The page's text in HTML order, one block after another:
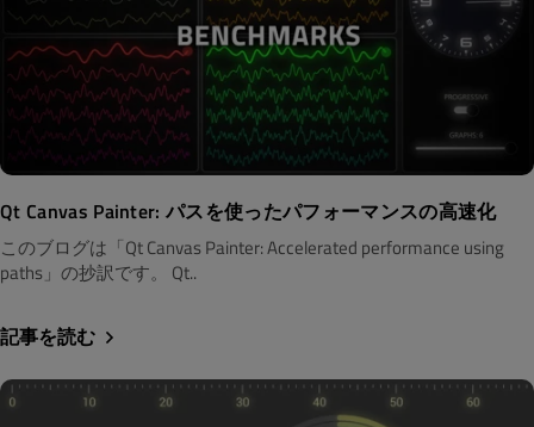
Qt Canvas Painter: パスを使ったパフォーマンスの高速化
このブログは「Qt Canvas Painter: Accelerated performance using
paths」の抄訳です。 Qt..
記事を読む